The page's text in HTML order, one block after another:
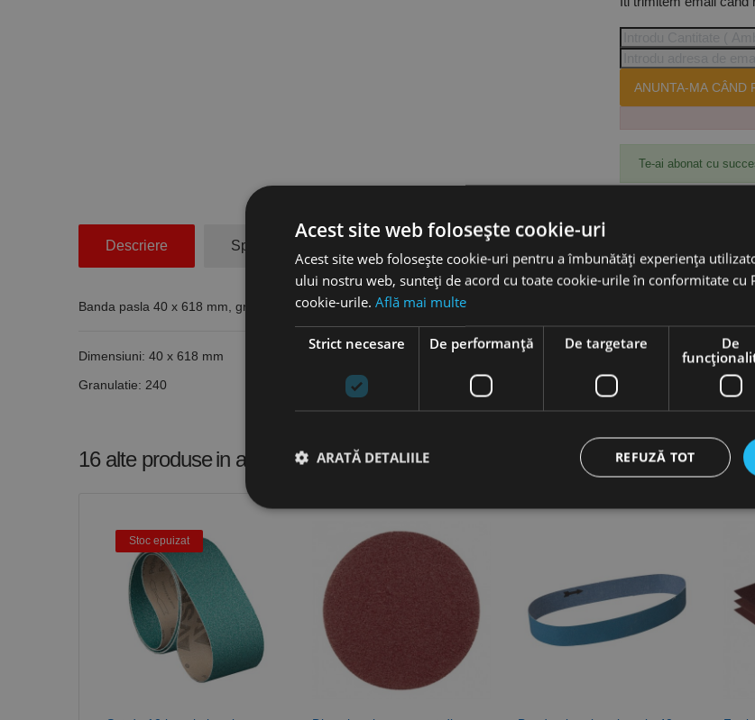
ANUNTA-MA CÂND
Te-ai abonat cu
Descriere Specificatii Tehnice
Banda pasla 40 x 618 mm, granulatie 240, MetallKraft
Dimensiuni: 40 x 618 mm
Granulatie: 240
16 alte produsein aceeasi categorie
Stoc epuizat
Acest site web folosește cookie-uri
Acest site web folosește cookie-uri pentru a îmbunătăți experiența
ului nostru web, sunteți de acord cu toate cookie-urile în conformitate cu
cookie-urile. Află mai multe
Strict necesare De performanță De targetare
De
REFUZĂ TOT
ARATĂ DETALIILE
Strict necesare
Cookie-urile strict necesare permit funcționalitatea principală a site-ului web, cum ar fi
contului. Site-ul web nu poate fi utilizat corect fără cookie-uri strict necesare.
Nume Expirare Descriere
CookieScriptConsent
CookieScript
www.rocast.ro
Acest cookie este utilizat de serviciul